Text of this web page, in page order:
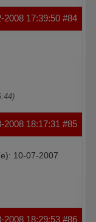
#84
2008 17:39:50
#85
2008 18:17:31
10-07-2007
#86
2008 18:29:53